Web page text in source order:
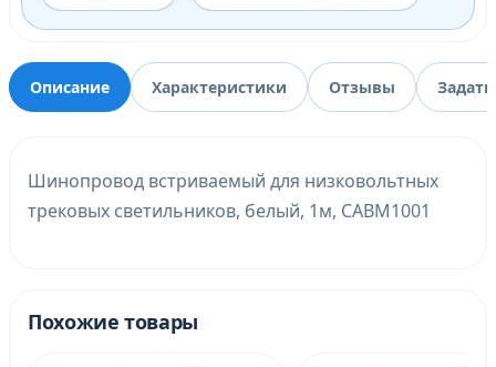
Описание Характеристики Отзывы
Шинопровод встриваемый для низковольтных
трековых светильников, белый, 1м, CABM1001
Похожие товары